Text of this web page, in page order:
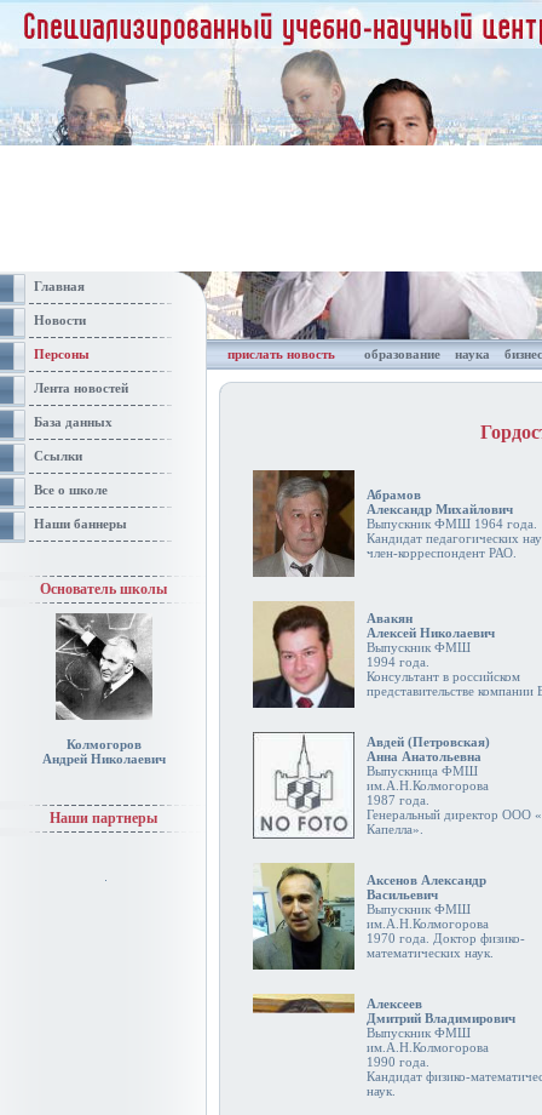
Главная
Новости
Персоны
Лента новостей
База данных
Ссылки
Все о школе
Наши баннеры
Основатель школы
Колмогоров
Андрей Николаевич
Наши партнеры
прислать новость образование наука бизнес
Абрамов
Александр Михайлович
Выпускник ФМШ 1964 года.
Кандидат педагогических
член-корреспондент РАО.
Авакян
Алексей Николаевич
Выпускник ФМШ
1994 года.
Консультант в российском
представительстве компании
Авдей (Петровская)
Анна Анатольевна
Выпускница ФМШ
им.А.Н.Колмогорова
1987 года.
Генеральный директор ООО
Капелла».
Аксенов Александр
Васильевич
Выпускник ФМШ
им.А.Н.Колмогорова
1970 года. Доктор физико-
математических наук.
Алексеев
Дмитрий Владимирович
Выпускник ФМШ
им.А.Н.Колмогорова
1990 года.
Кандидат физико-
наук.